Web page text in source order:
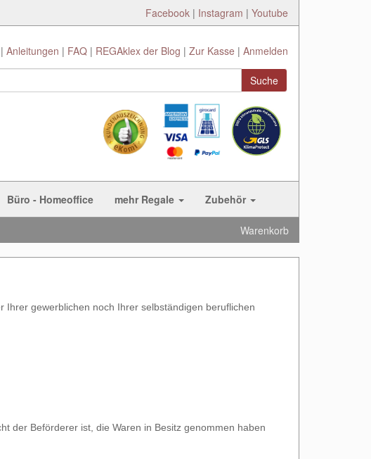
Facebook | Instagram | Youtube
Anleitungen FAQ REGAklex der Blog Zur Kasse Anmelden
Suche
Büro - Homeoffice mehr Regale Zubehör
Warenkorb
gewerblichen noch Ihrer selbständigen beruflichen
der Beförderer ist, die Waren in Besitz genommen haben